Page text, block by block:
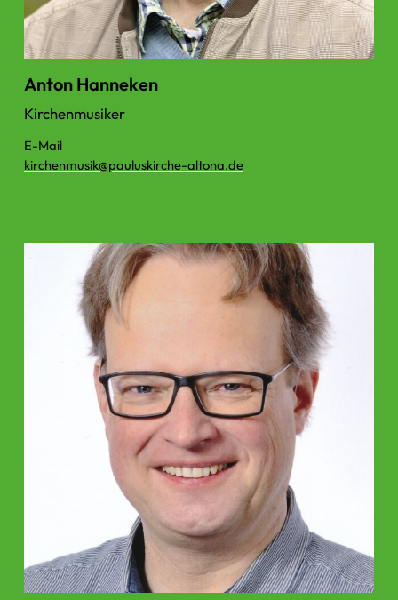
Anton Hanneken
Kirchenmusiker
E-Mail
kirchenmusik@​pauluskirche-altona.​de